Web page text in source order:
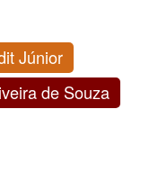
Júnior
de Souza